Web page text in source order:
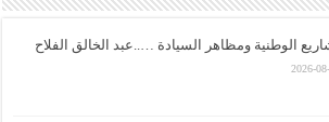
الوطنية ومظاهر السيادة …..عبد الخالق الفلاح
2026-